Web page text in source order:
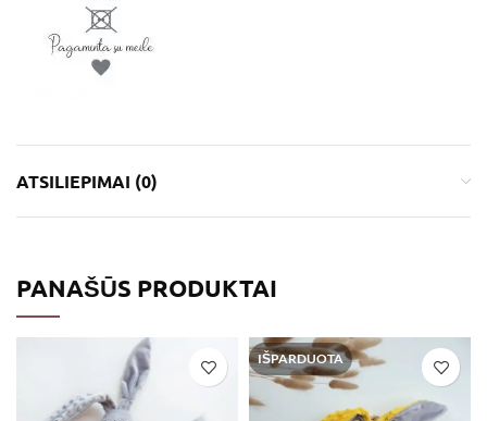
ATSILIEPIMAI (0)
PANAŠŪS PRODUKTAI
IŠPARDUOTA